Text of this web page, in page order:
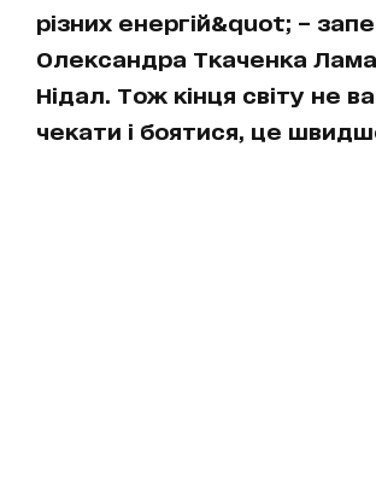
різних енергій&quot; –
Олександра Ткаченка
Нідал. Тож кінця світу не
чекати і боятися, це